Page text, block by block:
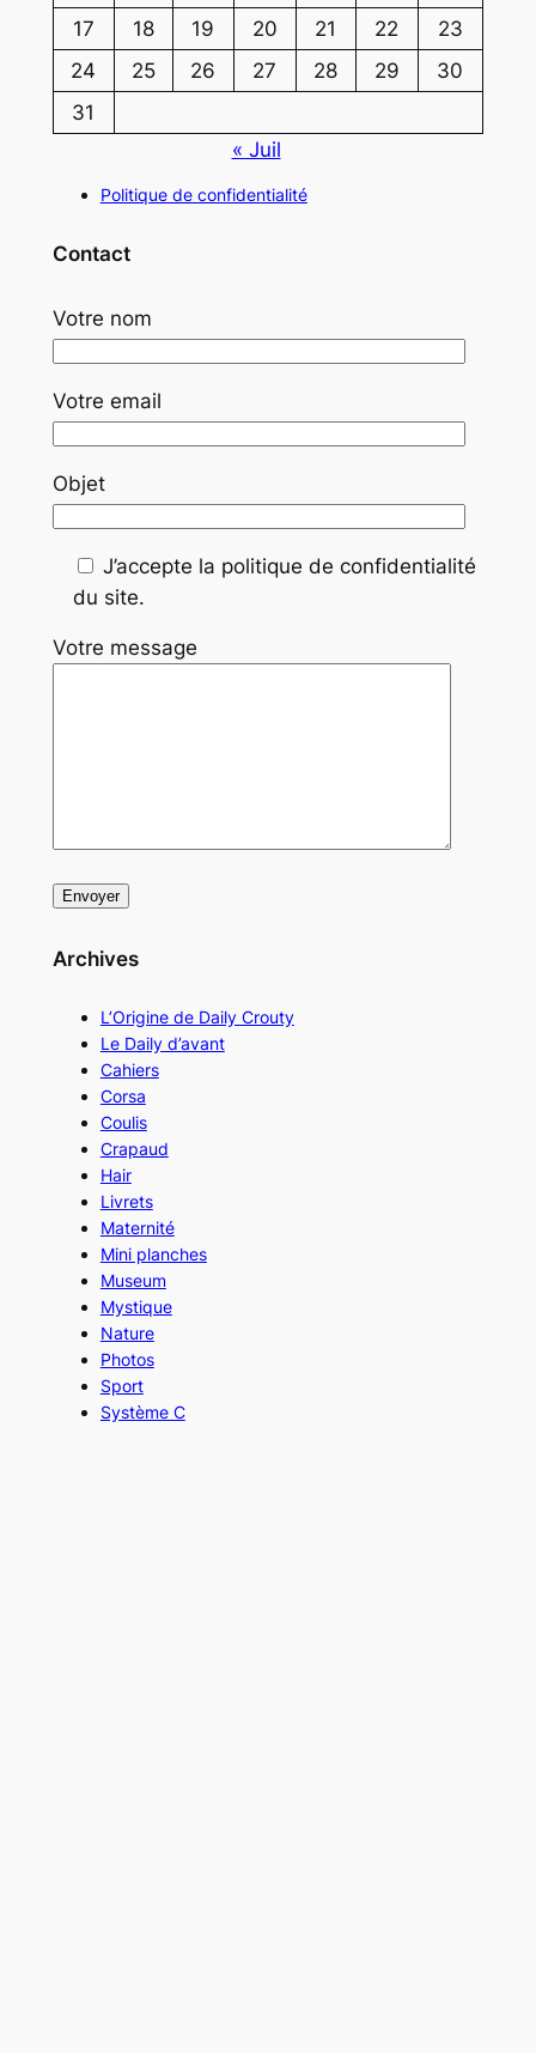
17
18 19 20 21 22
23
24
25 26 27 28 29
30
31
« Juil
Politique de confidentialité
Contact
Votre nom
Votre email
Objet
J’accepte la politique de confidentialité
du site.
Votre message
Archives
L’Origine de Daily Crouty
Le Daily d’avant
Cahiers
Corsa
Coulis
Crapaud
Hair
Livrets
Maternité
Mini planches
Museum
Mystique
Nature
Photos
Sport
Système C